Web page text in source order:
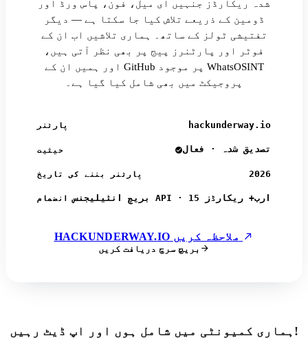
شدہ ریکارڈز جنہیں ای میل، فون، پاس ورڈ اور
ڈومین کے ذریعے تلاش کیا جا سکتا ہے — دیگر
تفتیشی ٹولز کے ساتھ۔ ہماری تلاشیں اب ان کے
فوٹر اور پارٹنرز پیج پر بھی نظر آتی ہیں،
اور ہمیں ان کے GitHub پر موجود WhatsOSINT
پروجیکٹ میں بھی شامل کیا گیا ہے۔
پارٹنر hackunderway.io
حیثیت تصدیق شدہ · فعال
پارٹنر بننے کی تاریخ 2026
انضمام بریچ انٹیلیجنس API · 15 ارب+ ریکارڈز
بریچ سرچ دریافت کریں
ہماری کمیونٹی میں شامل ہوں اور اپ ڈیٹ رہیں!